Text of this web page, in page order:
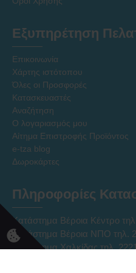
Εξυπηρέτηση
Επικοινωνία
Χάρτης ιστότοπου
Όλες οι Προσφορές
Κατασκευαστές
Αναζήτηση
Ο λογαριασμός μου
Αίτημα Επιστροφής Προϊόντος
e-tza blog
Δωροκάρτες
Πληροφορίες
Κατάστημα Βέροια Κέντρο
Κατάστημα Βέροια ΝΠΟ τηλ.
Κατάστημα Χαλκίδας τηλ.